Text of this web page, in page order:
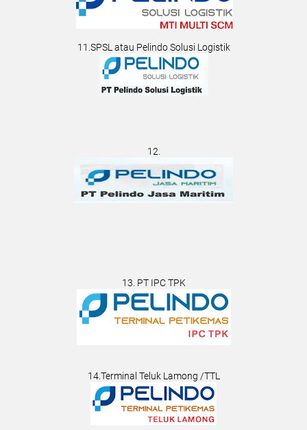
11.SPSL atau Pelindo Solusi Logistik
12.
13. PT IPC TPK
14.Terminal Teluk Lamong /TTL